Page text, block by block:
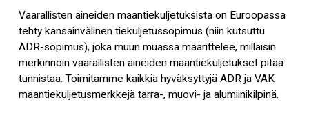
Vaarallisten aineiden maantiekuljetuksista on Euroopassa
tehty kansainvälinen tiekuljetussopimus (niin kutsuttu
ADR-sopimus), joka muun muassa määrittelee, millaisin
merkinnöin vaarallisten aineiden maantiekuljetukset pitää
tunnistaa. Toimitamme kaikkia hyväksyttyjä ADR ja VAK
maantiekuljetusmerkkejä tarra-, muovi- ja alumiinikilpinä.